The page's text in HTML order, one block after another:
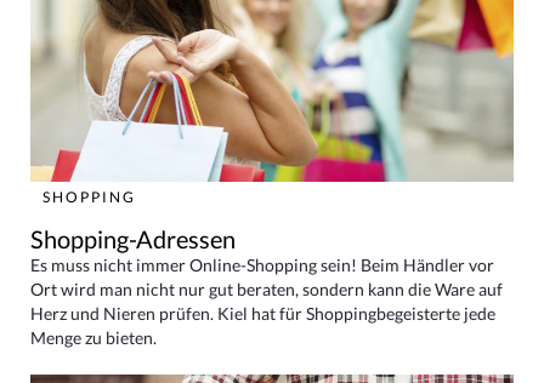
SHOPPING
Shopping-Adressen
Es muss nicht immer Online-Shopping sein! Beim Händler vor
Ort wird man nicht nur gut beraten, sondern kann die Ware auf
Herz und Nieren prüfen. Kiel hat für Shoppingbegeisterte jede
Menge zu bieten.